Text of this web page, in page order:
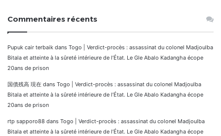
Commentaires récents
Pupuk cair terbaik dans Togo | Verdict-procès : assassinat du colonel Madjoulba
Bitala et atteinte à la sûreté intérieure de l’État. Le Gle Abalo Kadangha écope
20ans de prison
国債残高 現在 dans Togo | Verdict-procès : assassinat du colonel Madjoulba
Bitala et atteinte à la sûreté intérieure de l’État. Le Gle Abalo Kadangha écope
20ans de prison
rtp sapporo88 dans Togo | Verdict-procès : assassinat du colonel Madjoulba
Bitala et atteinte à la sûreté intérieure de l’État. Le Gle Abalo Kadangha écope